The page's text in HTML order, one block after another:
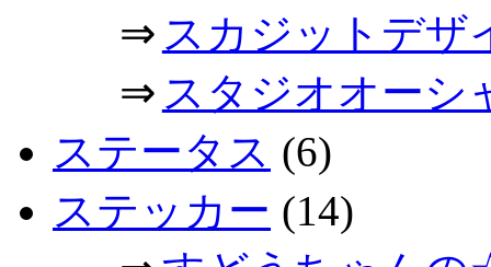
⇒ スカジットデザ
⇒ スタジオオーシ
ステータス (6)
ステッカー (14)